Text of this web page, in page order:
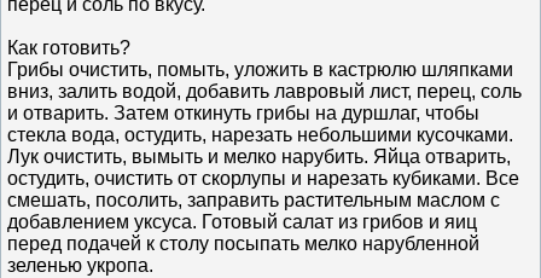
Как готовить?
Грибы очистить, помыть, уложить в кастрюлю шляпками
вниз, залить водой, добавить лавровый лист, перец, соль
и отварить. Затем откинуть грибы на дуршлаг, чтобы
стекла вода, остудить, нарезать небольшими кусочками.
Лук очистить, вымыть и мелко нарубить. Яйца отварить,
остудить, очистить от скорлупы и нарезать кубиками. Все
смешать, посолить, заправить растительным маслом с
добавлением уксуса. Готовый салат из грибов и яиц
перед подачей к столу посыпать мелко нарубленной
зеленью укропа.